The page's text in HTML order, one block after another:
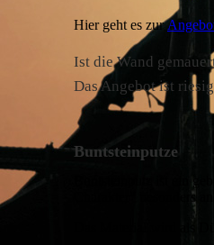
Hier geht es zur
Ist die Wand
Das Angebot ist
Buntsteinputze
Buntsteinputz ist ein
Charakter” besonders
Das Material wird als